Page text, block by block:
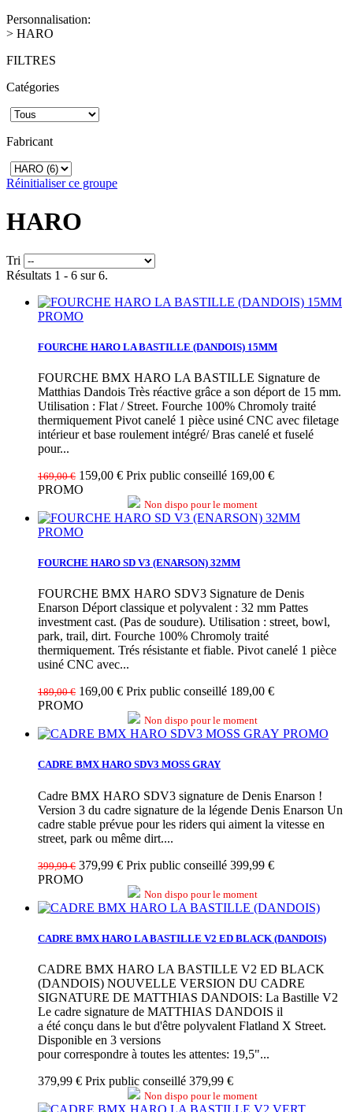
Personnalisation:
> HARO
FILTRES
Catégories
Fabricant
Réinitialiser ce groupe
HARO
Tri
Résultats 1 - 6 sur 6.
PROMO
FOURCHE HARO LA BASTILLE (DANDOIS) 15MM
FOURCHE BMX HARO LA BASTILLE Signature de
Matthias Dandois Très réactive grâce a son déport de 15 mm.
Utilisation : Flat / Street. Fourche 100% Chromoly traité
thermiquement Pivot canelé 1 pièce usiné CNC avec filetage
intérieur et base roulement intégré/ Bras canelé et fuselé
pour...
169,00 € 159,00 € Prix public conseillé 169,00 €
PROMO
Non dispo pour le moment
PROMO
FOURCHE HARO SD V3 (ENARSON) 32MM
FOURCHE BMX HARO SDV3 Signature de Denis
Enarson Déport classique et polyvalent : 32 mm Pattes
investment cast. (Pas de soudure). Utilisation : street, bowl,
park, trail, dirt. Fourche 100% Chromoly traité
thermiquement. Trés résistante et fiable. Pivot canelé 1 pièce
usiné CNC avec...
189,00 € 169,00 € Prix public conseillé 189,00 €
PROMO
Non dispo pour le moment
PROMO
CADRE BMX HARO SDV3 MOSS GRAY
Cadre BMX HARO SDV3 signature de Denis Enarson !
Version 3 du cadre signature de la légende Denis Enarson Un
cadre stable prévue pour les riders qui aiment la vitesse en
street, park ou même dirt....
399,99 € 379,99 € Prix public conseillé 399,99 €
PROMO
Non dispo pour le moment
CADRE BMX HARO LA BASTILLE V2 ED BLACK (DANDOIS)
CADRE BMX HARO LA BASTILLE V2 ED BLACK
(DANDOIS) NOUVELLE VERSION DU CADRE
SIGNATURE DE MATTHIAS DANDOIS: La Bastille V2
Le cadre signature de MATTHIAS DANDOIS il
a été conçu dans le but d'être polyvalent Flatland X Street.
Disponible en 3 versions
pour correspondre à toutes les attentes: 19,5"...
379,99 € Prix public conseillé 379,99 €
Non dispo pour le moment